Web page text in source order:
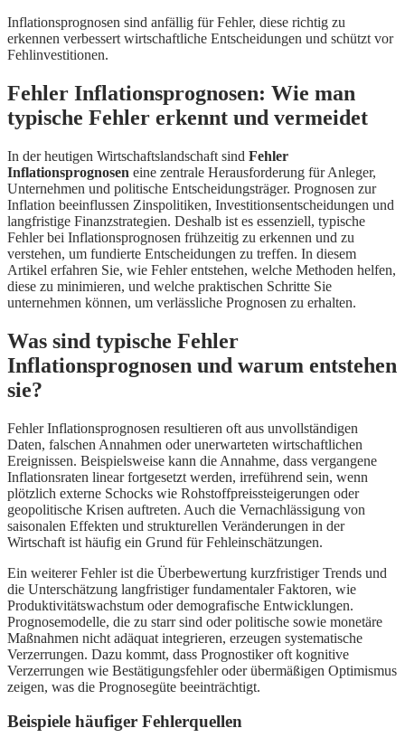
Inflationsprognosen sind anfällig für Fehler, diese richtig zu
erkennen verbessert wirtschaftliche Entscheidungen und schützt vor
Fehlinvestitionen.
Fehler Inflationsprognosen: Wie man
typische Fehler erkennt und vermeidet
In der heutigen Wirtschaftslandschaft sind Fehler
Inflationsprognosen eine zentrale Herausforderung für Anleger,
Unternehmen und politische Entscheidungsträger. Prognosen zur
Inflation beeinflussen Zinspolitiken, Investitionsentscheidungen und
langfristige Finanzstrategien. Deshalb ist es essenziell, typische
Fehler bei Inflationsprognosen frühzeitig zu erkennen und zu
verstehen, um fundierte Entscheidungen zu treffen. In diesem
Artikel erfahren Sie, wie Fehler entstehen, welche Methoden helfen,
diese zu minimieren, und welche praktischen Schritte Sie
unternehmen können, um verlässliche Prognosen zu erhalten.
Was sind typische Fehler
Inflationsprognosen und warum entstehen
sie?
Fehler Inflationsprognosen resultieren oft aus unvollständigen
Daten, falschen Annahmen oder unerwarteten wirtschaftlichen
Ereignissen. Beispielsweise kann die Annahme, dass vergangene
Inflationsraten linear fortgesetzt werden, irreführend sein, wenn
plötzlich externe Schocks wie Rohstoffpreissteigerungen oder
geopolitische Krisen auftreten. Auch die Vernachlässigung von
saisonalen Effekten und strukturellen Veränderungen in der
Wirtschaft ist häufig ein Grund für Fehleinschätzungen.
Ein weiterer Fehler ist die Überbewertung kurzfristiger Trends und
die Unterschätzung langfristiger fundamentaler Faktoren, wie
Produktivitätswachstum oder demografische Entwicklungen.
Prognosemodelle, die zu starr sind oder politische sowie monetäre
Maßnahmen nicht adäquat integrieren, erzeugen systematische
Verzerrungen. Dazu kommt, dass Prognostiker oft kognitive
Verzerrungen wie Bestätigungsfehler oder übermäßigen Optimismus
zeigen, was die Prognosegüte beeinträchtigt.
Beispiele häufiger Fehlerquellen